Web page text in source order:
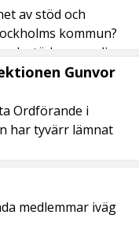
av stöd och
kommun?
personlig
Gunvor
Ordförande i
har tyvärr lämnat
medlemmar iväg